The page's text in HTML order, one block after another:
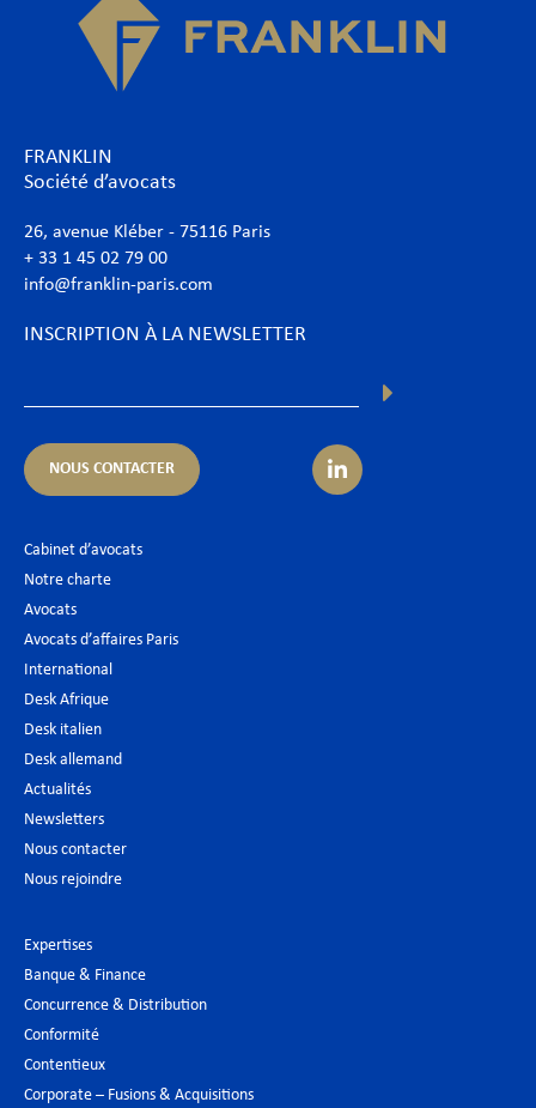
FRANKLIN
Société d’avocats
26, avenue Kléber - 75116 Paris
+ 33 1 45 02 79 00
info@franklin-paris.com
INSCRIPTION À LA NEWSLETTER
NOUS CONTACTER
Cabinet d’avocats
Notre charte
Avocats
Avocats d’affaires Paris
International
Desk Afrique
Desk italien
Desk allemand
Actualités
Newsletters
Nous contacter
Nous rejoindre
Expertises
Banque & Finance
Concurrence & Distribution
Conformité
Contentieux
Corporate – Fusions & Acquisitions